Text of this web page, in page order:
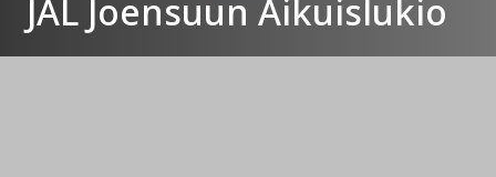
JAL Joensuun Aikuislukio